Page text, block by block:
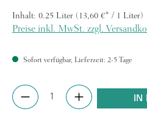
Inhalt: 0.25 Liter (13,60 €* / 1 Liter)
Preise inkl. MwSt. zzgl.
Sofort verfügbar, Lieferzeit: 2-5 Tage
Produkt Anzahl: Gib IN